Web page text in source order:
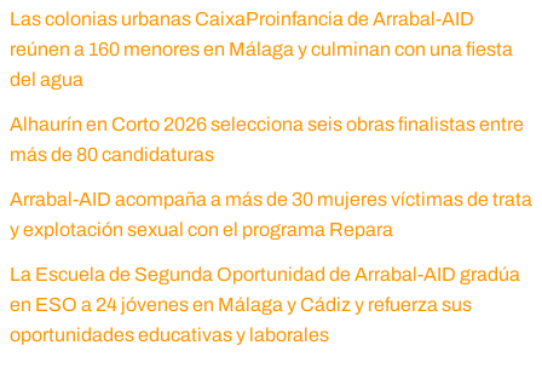
Las colonias urbanas CaixaProinfancia de Arrabal-AID
reúnen a 160 menores en Málaga y culminan con una fiesta
del agua
Alhaurín en Corto 2026 selecciona seis obras finalistas entre
más de 80 candidaturas
Arrabal-AID acompaña a más de 30 mujeres víctimas de trata
y explotación sexual con el programa Repara
La Escuela de Segunda Oportunidad de Arrabal-AID gradúa
en ESO a 24 jóvenes en Málaga y Cádiz y refuerza sus
oportunidades educativas y laborales